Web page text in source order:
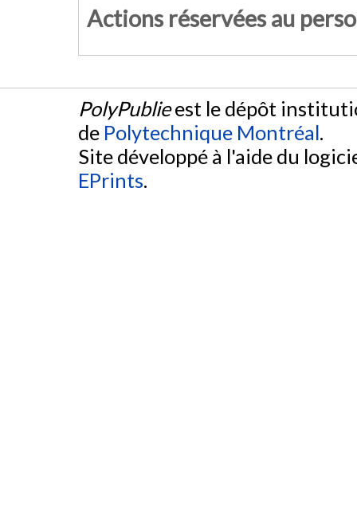
Actions réservées au
PolyPublieest le dépôt
de Polytechnique Montréal.
Site développé à l'aide du
EPrints.